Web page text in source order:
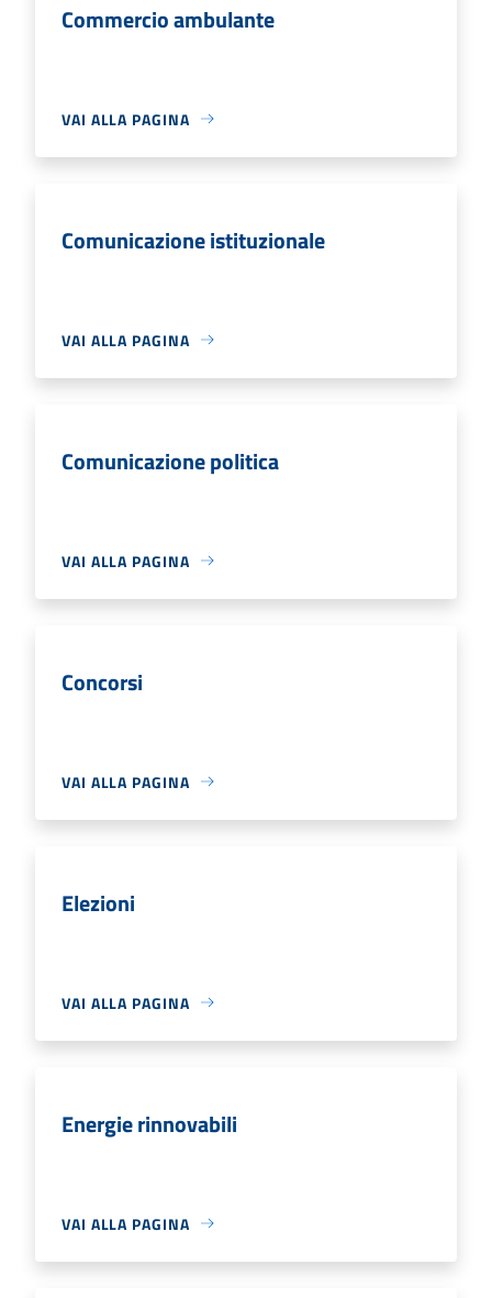
Commercio ambulante
VAI ALLA PAGINA
Comunicazione istituzionale
VAI ALLA PAGINA
Comunicazione politica
VAI ALLA PAGINA
Concorsi
VAI ALLA PAGINA
Elezioni
VAI ALLA PAGINA
Energie rinnovabili
VAI ALLA PAGINA